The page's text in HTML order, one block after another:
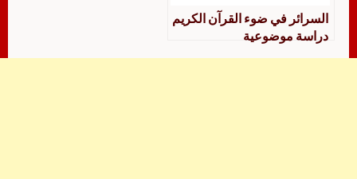
السرائر في ضوء القرآن الكريم
دراسة موضوعية